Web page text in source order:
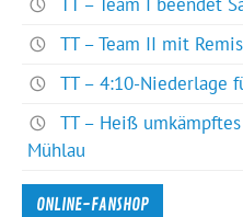
TT – Team II mit
TT – 4:10-Niederlage
TT – Heiß
Mühlau
ONLINE-FANSHOP